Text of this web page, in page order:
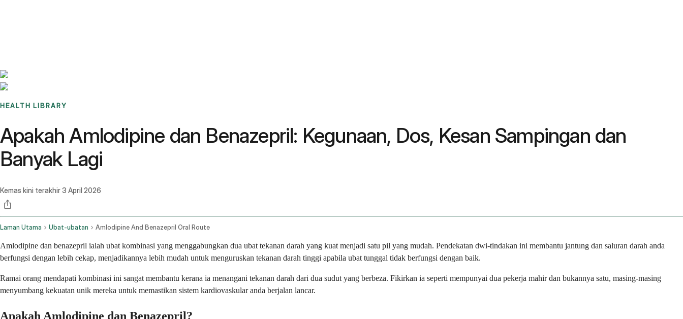
HEALTH LIBRARY
Apakah Amlodipine dan Benazepril: Kegunaan, Dos, Kesan Sampingan dan
Banyak Lagi
Kemas kini terakhir3 April 2026
Laman Utama Ubat-ubatan Amlodipine And Benazepril Oral Route
Amlodipine dan benazepril ialah ubat kombinasi yang menggabungkan dua ubat tekanan darah yang kuat menjadi satu pil yang mudah. Pendekatan dwi-tindakan ini membantu jantung dan saluran darah anda
berfungsi dengan lebih cekap, menjadikannya lebih mudah untuk menguruskan tekanan darah tinggi apabila ubat tunggal tidak berfungsi dengan baik.
Ramai orang mendapati kombinasi ini sangat membantu kerana ia menangani tekanan darah dari dua sudut yang berbeza. Fikirkan ia seperti mempunyai dua pekerja mahir dan bukannya satu, masing-masing
menyumbang kekuatan unik mereka untuk memastikan sistem kardiovaskular anda berjalan lancar.
Apakah Amlodipine dan Benazepril?